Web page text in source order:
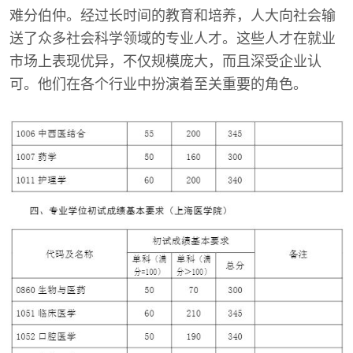
难分伯仲。经过长时间的教育和培养，人大向社会输
送了众多社会科学领域的专业人才。这些人才在就业
市场上表现优异，不仅规模庞大，而且深受企业认
可。他们在各个行业中扮演着至关重要的角色。